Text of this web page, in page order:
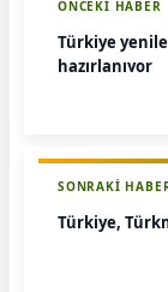
ÖNCEKI HABER
Türkiye
hazırlanıyor
SONRAKI
Türkiye,